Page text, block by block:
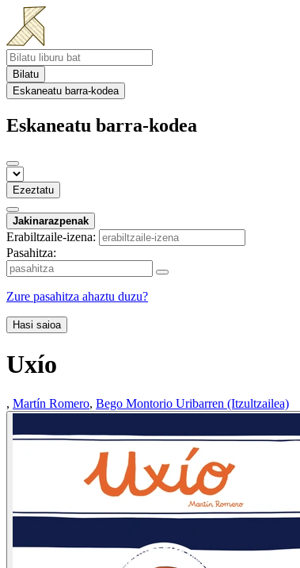
Bilatu
Eskaneatu barra-kodea
Eskaneatu barra-kodea
Ezeztatu
Jakinarazpenak
Erabiltzaile-izena:
Pasahitza:
Zure pasahitza ahaztu duzu?
Hasi saioa
Uxío
, Martín Romero, Bego Montorio Uribarren (Itzultzailea)